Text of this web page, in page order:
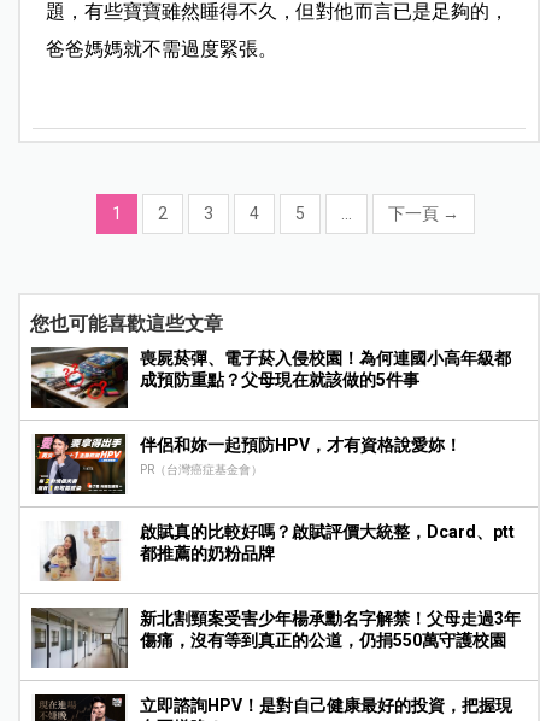
題，有些寶寶雖然睡得不久，但對他而言已是足夠的，
爸爸媽媽就不需過度緊張。
1 2 3 4 5 下一頁 →
您也可能喜歡這些文章
喪屍菸彈、電子菸入侵校園！為何連國小高年級都
成預防重點？父母現在就該做的5件事
伴侶和妳一起預防HPV，才有資格說愛妳！
PR（台灣癌症基金會）
啟賦真的比較好嗎？啟賦評價大統整，Dcard、ptt
都推薦的奶粉品牌
新北割頸案受害少年楊承勳名字解禁！父母走過3年
傷痛，沒有等到真正的公道，仍捐550萬守護校園
立即諮詢HPV！是對自己健康最好的投資，把握現